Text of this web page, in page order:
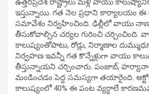
ఉత్తరప్రదేశ్ రాష్ట్రాలు మళ్లీ వాయు
ఇస్తున్నాయి. గత నెల ప్రధాని కార్యాలయం ఈ
సమావేశం నిర్వహించింది. ఢిల్లీలో వాయు
తీసుకోవాల్సిన చర్యల గురించి
కాలుష్యంతోపాటు, రోడ్లు, నిర్మాణాల
నిర్వహణ ఇవన్నీ గత కొన్నేళ్లుగా వాయు
తీస్తున్నాయని చర్చించారు. పంజాబ్,
మండించడం పెద్ద సమస్యగా తయారైంది.
కాలుష్యంలో 40% ఈ పంట వ్యర్ధాలే